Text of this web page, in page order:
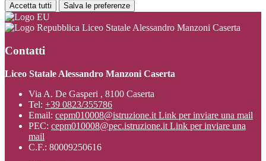
Accetta tutti Salva le preferenze
Liceo Statale Alessandro Manzoni Caserta
Contatti
Liceo Statale Alessandro Manzoni Caserta
Via A. De Gasperi , 8100 Caserta
Tel: +39 0823/355786
Email: cepm010008@istruzione.it Link per inviare una mail
PEC: cepm010008@pec.istruzione.it Link per inviare una
mail
C.F.: 80009250616